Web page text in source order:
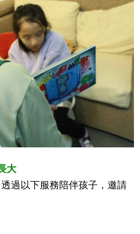
大
過以下服務陪伴孩子，邀請